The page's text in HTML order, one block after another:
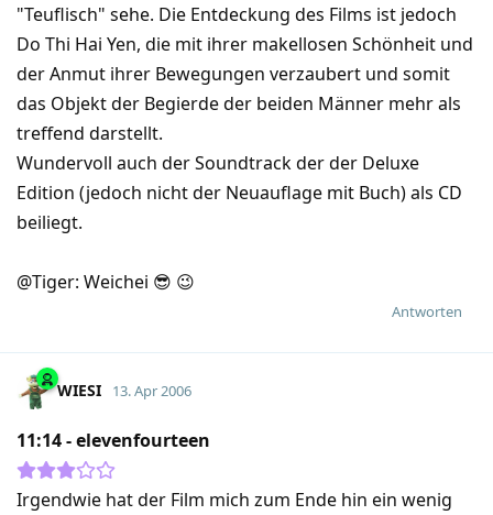
"Teuflisch" sehe. Die Entdeckung des Films ist jedoch
Do Thi Hai Yen, die mit ihrer makellosen Schönheit und
der Anmut ihrer Bewegungen verzaubert und somit
das Objekt der Begierde der beiden Männer mehr als
treffend darstellt.
Wundervoll auch der Soundtrack der der Deluxe
Edition (jedoch nicht der Neuauflage mit Buch) als CD
beiliegt.
@Tiger: Weichei 😎 😉
Antworten
WIESI 13. Apr 2006
11:14 - elevenfourteen
Irgendwie hat der Film mich zum Ende hin ein wenig